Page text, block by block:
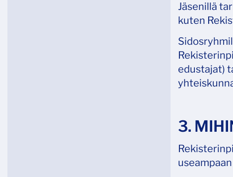
Jäsenillä
kuten
edustajat)
3.